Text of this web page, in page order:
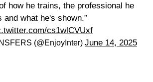
how he trains, the professional he
and what he's shown.”
cs1wlCVUxf
(@EnjoyInter) June 14, 2025